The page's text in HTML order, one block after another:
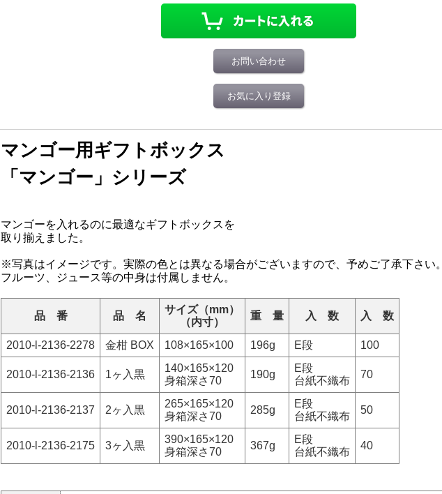
お問い合わせ
お気に入り登録
マンゴー用ギフトボックス
「マンゴー」シリーズ
マンゴーを入れるのに最適なギフトボックスを
取り揃えました。
※写真はイメージです。実際の色とは異なる場合がございますので、予めご了承下さい。
フルーツ、ジュース等の中身は付属しません。
品 番 品 名
サイズ（mm）
（内寸）
重 量 入 数 入 数
2010-l-2136-2278 金柑 BOX 108×165×100 196g E段 100
2010-l-2136-2136 1ヶ入黒
140×165×120
身箱深さ70
190g
E段
台紙不織布
70
2010-l-2136-2137 2ヶ入黒
265×165×120
身箱深さ70
285g
E段
台紙不織布
50
2010-l-2136-2175 3ヶ入黒
390×165×120
身箱深さ70
367g
E段
台紙不織布
40